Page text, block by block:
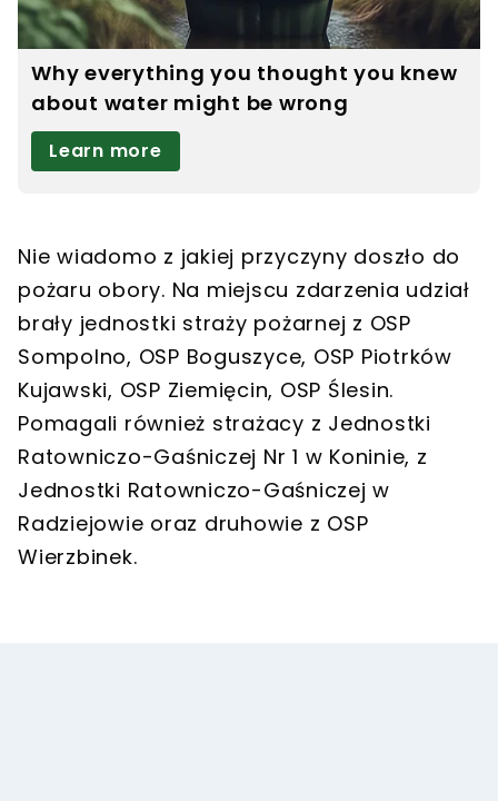
Nie wiadomo z jakiej przyczyny doszło do
pożaru obory. Na miejscu zdarzenia udział
brały jednostki straży pożarnej z OSP
Sompolno, OSP Boguszyce, OSP Piotrków
Kujawski, OSP Ziemięcin, OSP Ślesin.
Pomagali również strażacy z Jednostki
Ratowniczo-Gaśniczej Nr 1 w Koninie, z
Jednostki Ratowniczo-Gaśniczej w
Radziejowie oraz druhowie z OSP
Wierzbinek.